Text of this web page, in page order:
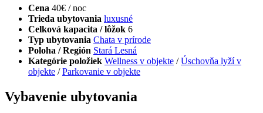
Cena 40€ / noc
Trieda ubytovania luxusné
Celková kapacita / lôžok 6
Typ ubytovania Chata v prírode
Poloha / Región Stará Lesná
Kategórie položiek Wellness v objekte /Úschovňa lyží v
objekte /Parkovanie v objekte
Vybavenie ubytovania